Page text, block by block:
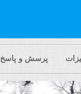
پرسش و پاسخ